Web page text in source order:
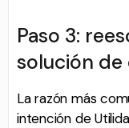
Paso 3:
solución
La razón más
intención de